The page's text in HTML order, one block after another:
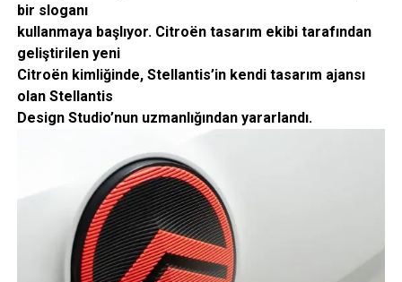
bir sloganı
kullanmaya başlıyor. Citroën tasarım ekibi tarafından
geliştirilen yeni
Citroën kimliğinde, Stellantis’in kendi tasarım ajansı
olan Stellantis
Design Studio’nun uzmanlığından yararlandı.